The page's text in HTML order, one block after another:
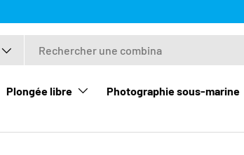
Plongée libre Photographie sous-marine